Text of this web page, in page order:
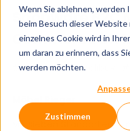
Wenn Sie ablehnen, werden
beim Besuch dieser
einzelnes Cookie wird in
um daran zu erinnern, dass
werden möchten.
Zustimmen
Shopware B2C
Commerce im
#shopware #xcalibuR
Möbel Rieger
Mit sieben Standorten,